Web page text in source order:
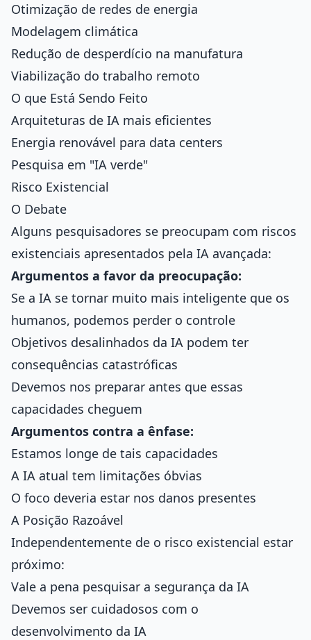
Otimização de redes de energia
Modelagem climática
Redução de desperdício na manufatura
Viabilização do trabalho remoto
O que Está Sendo Feito
Arquiteturas de IA mais eficientes
Energia renovável para data centers
Pesquisa em "IA verde"
Risco Existencial
O Debate
Alguns pesquisadores se preocupam com riscos
existenciais apresentados pela IA avançada:
Argumentos a favor da preocupação:
Se a IA se tornar muito mais inteligente que os
humanos, podemos perder o controle
Objetivos desalinhados da IA podem ter
consequências catastróficas
Devemos nos preparar antes que essas
capacidades cheguem
Argumentos contra a ênfase:
Estamos longe de tais capacidades
A IA atual tem limitações óbvias
O foco deveria estar nos danos presentes
A Posição Razoável
Independentemente de o risco existencial estar
próximo:
Vale a pena pesquisar a segurança da IA
Devemos ser cuidadosos com o
desenvolvimento da IA